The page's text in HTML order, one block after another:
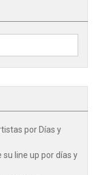
por Días y
line up por días y